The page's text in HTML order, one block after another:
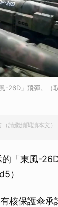
-26D」飛彈。（
（請繼續閱讀本文）
「東風-
）
核保護傘承